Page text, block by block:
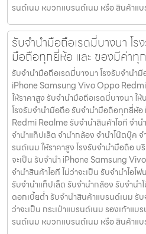
รนด์เนม หมวกแบรนด์เนม หรือ สินค้าแ
รับจำนำมือถือเรดมี่บางนา โ
มือถือทุกยี่ห้อ และ ของมีค่าทุ
รับจำนำมือถือเรดมี่บางนา โรงรับจำน
iPhone Samsung Vivo Oppo
ให้ราคาสูง รับจำนำมือถือเรดมี่บางนา ใ
โรงรับจำนำมือถือ รับจำนำมือถือทุกยี่ห้
Redmi Realme รับจำนำสินค้าไอที จำน
จำนำแท็ปเล็ต จำนำกล้อง จำนำโน๊ตบุ๊ค
รนด์เนม ให้ราคาสูง โรงรับจำนำมือถือ
จะเป็น รับจำนำ iPhone Samsung
จำนำสินค้าไอที ไม่ว่าจะเป็น รับจำนำไอ
รับจำนำแท็ปเล็ต รับจำนำกล้อง รับจำนำ
ดอกเบี้ยต่ำ รับจำนำสินค้าแบรนด์เนม รั
ว่าจะเป็น กระเป๋าแบรนด์เนม รองเท้าแ
รนด์เนม หมวกแบรนด์เนม หรือ สินค้าแ